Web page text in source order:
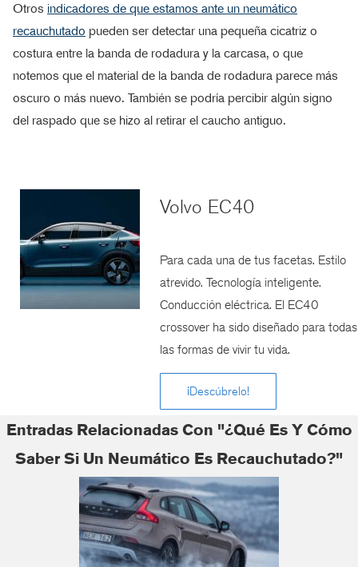
Otros indicadores de que estamos ante un neumático
recauchutado pueden ser detectar una pequeña cicatriz o
costura entre la banda de rodadura y la carcasa, o que
notemos que el material de la banda de rodadura parece más
oscuro o más nuevo. También se podría percibir algún signo
del raspado que se hizo al retirar el caucho antiguo.
Volvo EC40
Para cada una de tus facetas. Estilo
atrevido. Tecnología inteligente.
Conducción eléctrica. El EC40
crossover ha sido diseñado para todas
las formas de vivir tu vida.
¡Descúbrelo!
Entradas Relacionadas Con "¿Qué Es Y Cómo
Saber Si Un Neumático Es Recauchutado?"